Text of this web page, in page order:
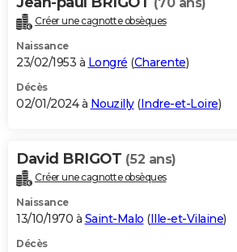
Créer une cagnotte obsèques
Naissance
23/02/1953 à Longré (Charente)
Décès
02/01/2024 à Nouzilly(Indre-et-Loire)
David BRIGOT (52 ans)
Créer une cagnotte obsèques
Naissance
13/10/1970 à Saint-Malo (Ille-et-Vilaine)
Décès